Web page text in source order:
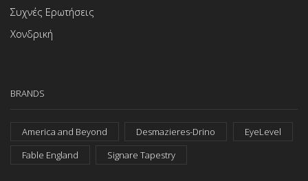
Συχνές Ερωτήσεις
Χονδρική
BRANDS
America and Beyond Desmazieres-Drino
EyeLevel
Fable England
Signare Tapestry